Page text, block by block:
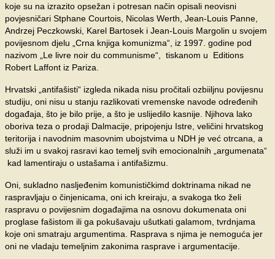
koje su na izrazito opsežan i potresan način opisali neovisni
povjesničari Stphane Courtois, Nicolas Werth, Jean-Louis Panne,
Andrzej Peczkowski, Karel Bartosek i Jean-Louis Margolin u svojem
povijesnom djelu „Crna knjiga komunizma“, iz 1997. godine pod
nazivom „Le livre noir du communisme“, tiskanom u Editions
Robert Laffont iz Pariza.
Hrvatski „antifašisti“ izgleda nikada nisu pročitali ozbiiljnu povijesnu
studiju, oni nisu u stanju razlikovati vremenske navode određenih
događaja, što je bilo prije, a što je uslijedilo kasnije. Njihova lako
oboriva teza o prodaji Dalmacije, pripojenju Istre, veličini hrvatskog
teritorija i navodnim masovnim ubojstvima u NDH je već otrcana, a
služi im u svakoj rasravi kao temelj svih emocionalnih „argumenata“
kad lamentiraju o ustašama i antifašizmu.
Oni, sukladno nasljeđenim komunističkimd doktrinama nikad ne
raspravljaju o činjenicama, oni ich kreiraju, a svakoga tko želi
raspravu o povijesnim događajima na osnovu dokumenata oni
proglase fašistom ili ga pokušavaju ušutkati galamom, tvrdnjama
koje oni smatraju argumentima. Rasprava s njima je nemoguća jer
oni ne vladaju temeljnim zakonima rasprave i argumentacije.